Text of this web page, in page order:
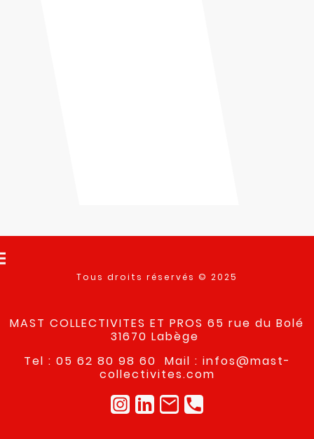
Tous droits réservés © 2025
MAST COLLECTIVITES ET PROS 65 rue du Bolé
31670 Labège
Tel : 05 62 80 98 60 Mail : infos@mast-
collectivites.com